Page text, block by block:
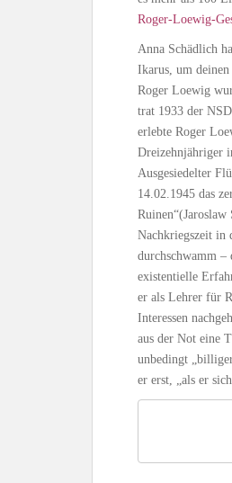
Roger-Loewig-
Anna Schädlich
Ikarus, um
Roger Loewig
trat 1933 der
erlebte Roger
Dreizehnjähriger
Ausgesiedelter
14.02.1945 das
Nachkriegszeit in
durchschwamm –
existentielle
er als Lehrer für
Interessen
aus der Not eine
unbedingt
er erst, „als er